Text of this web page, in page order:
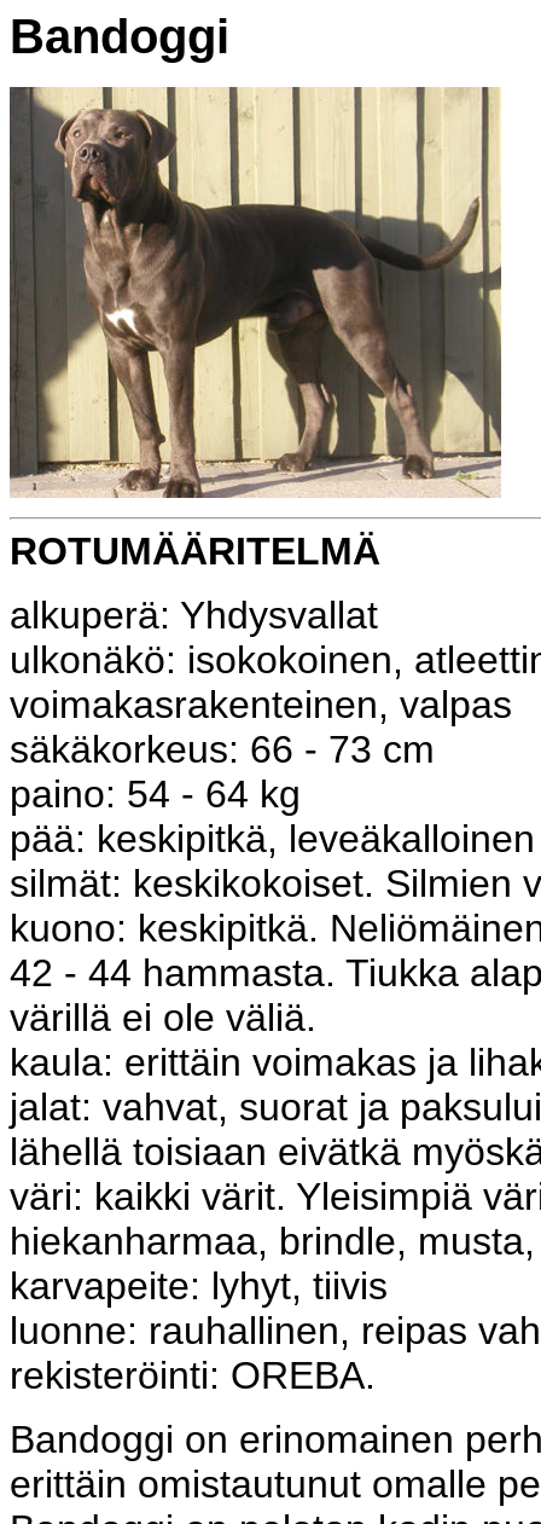
Bandoggi
ROTUMÄÄRITELMÄ
alkuperä: Yhdysvallat
ulkonäkö: isokokoinen,
voimakasrakenteinen, valpas
säkäkorkeus: 66 - 73 cm
paino: 54 - 64 kg
pää: keskipitkä,
silmät: keskikokoiset. Silmien
kuono: keskipitkä.
42 - 44 hammasta. Tiukka
värillä ei ole väliä.
kaula: erittäin voimakas ja
jalat: vahvat, suorat ja
lähellä toisiaan eivätkä
väri: kaikki värit. Yleisimpiä
hiekanharmaa, brindle,
karvapeite: lyhyt, tiivis
luonne: rauhallinen, reipas
rekisteröinti: OREBA.
Bandoggi on erinomainen
erittäin omistautunut omalle